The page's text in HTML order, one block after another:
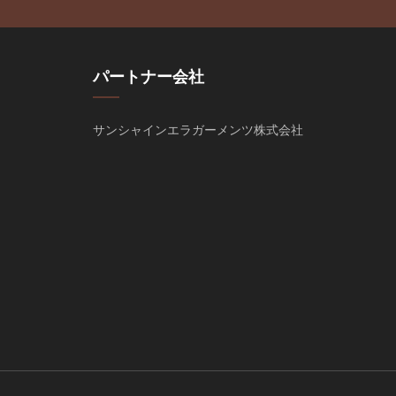
パートナー会社
サンシャインエラガーメンツ株式会社